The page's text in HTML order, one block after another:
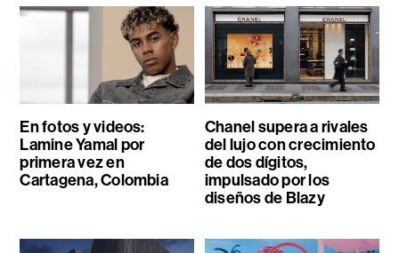
En fotos y videos:
Lamine Yamal por
primera vez en
Cartagena, Colombia
Chanel supera a rivales
del lujo con crecimiento
de dos dígitos,
impulsado por los
diseños de Blazy